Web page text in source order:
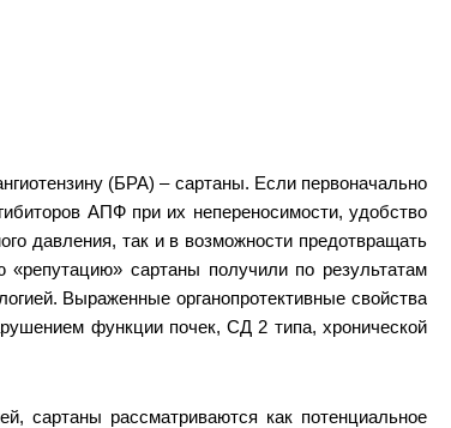
(БРА) – сартаны. Если первоначально
АПФ при их непереносимости, удобство
давления, так и в возможности предотвращать
сартаны получили по результатам
Выраженные органопротективные свойства
функции почек, СД 2 типа, хронической
сартаны рассматриваются как потенциальное